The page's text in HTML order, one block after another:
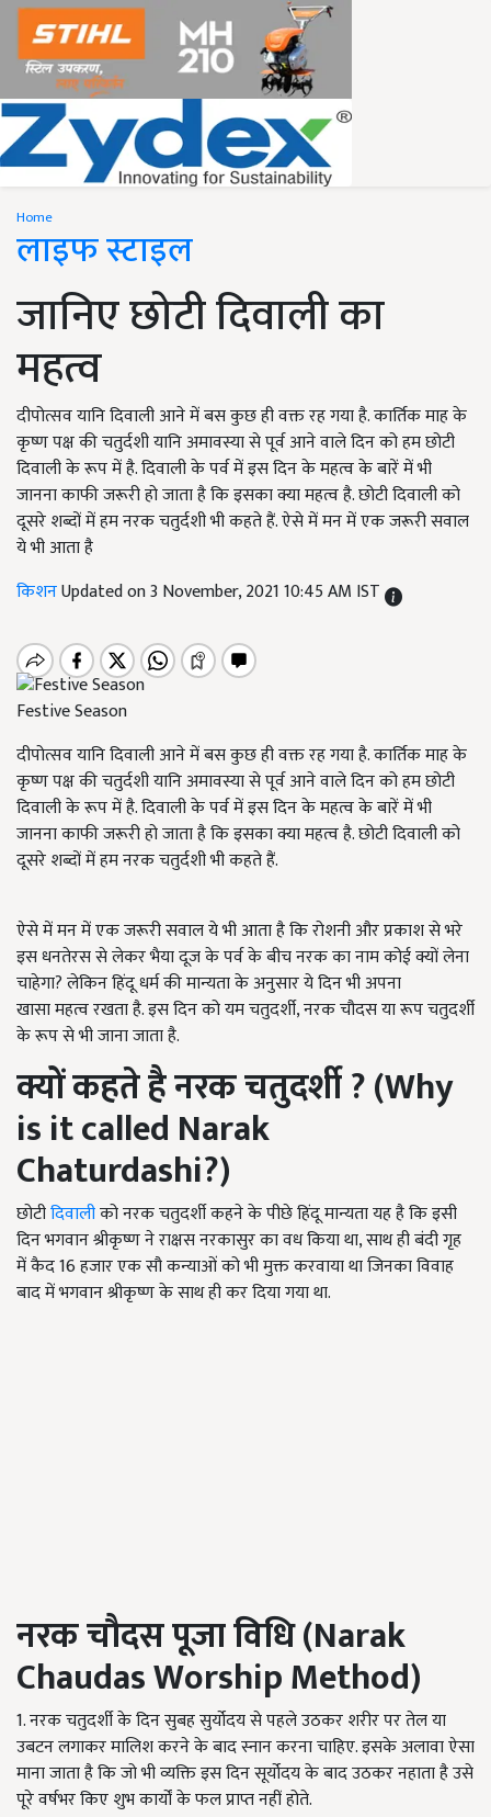
Home
लाइफ स्टाइल
जानिए छोटी दिवाली का
महत्व
दीपोत्सव यानि दिवाली आने में बस कुछ ही वक्त रह गया है. कार्तिक माह के
कृष्ण पक्ष की चतुर्दशी यानि अमावस्या से पूर्व आने वाले दिन को हम छोटी
दिवाली के रूप में है. दिवाली के पर्व में इस दिन के महत्व के बारें में भी
जानना काफी जरूरी हो जाता है कि इसका क्या महत्व है. छोटी दिवाली को
दूसरे शब्दों में हम नरक चतुर्दशी भी कहते हैं. ऐसे में मन में एक जरूरी सवाल
ये भी आता है
किशनUpdated on 3 November, 2021 10:45 AM IST
Festive Season
दीपोत्सव यानि दिवाली आने में बस कुछ ही वक्त रह गया है. कार्तिक माह के
कृष्ण पक्ष की चतुर्दशी यानि अमावस्या से पूर्व आने वाले दिन को हम छोटी
दिवाली के रूप में है. दिवाली के पर्व में इस दिन के महत्व के बारें में भी
जानना काफी जरूरी हो जाता है कि इसका क्या महत्व है. छोटी दिवाली को
दूसरे शब्दों में हम नरक चतुर्दशी भी कहते हैं.
ऐसे में मन में एक जरूरी सवाल ये भी आता है कि रोशनी और प्रकाश से भरे
इस धनतेरस से लेकर भैया दूज के पर्व के बीच नरक का नाम कोई क्यों लेना
चाहेगा? लेकिन हिंदू धर्म की मान्यता के अनुसार ये दिन भी अपना
खासा महत्व रखता है. इस दिन को यम चतुदर्शी, नरक चौदस या रूप चतुदर्शी
के रूप से भी जाना जाता है.
क्यों कहते है नरक चतुदर्शी? (Why
is it called Narak
Chaturdashi?)
छोटीदिवालीको नरक चतुदर्शी कहने के पीछे हिंदू मान्यता यह है कि इसी
दिन भगवान श्रीकृष्ण ने राक्षस नरकासुर का वध किया था, साथ ही बंदी गृह
में कैद 16 हजार एक सौ कन्याओं को भी मुक्त करवाया था जिनका विवाह
बाद में भगवान श्रीकृष्ण के साथ ही कर दिया गया था.
नरक चौदस पूजा विधि (Narak
Chaudas Worship Method)
1. नरक चतुदर्शी के दिन सुबह सुर्योदय से पहले उठकर शरीर पर तेल या
उबटन लगाकर मालिश करने के बाद स्नान करना चाहिए. इसके अलावा ऐसा
माना जाता है कि जो भी व्यक्ति इस दिन सूर्योदय के बाद उठकर नहाता है उसे
पूरे वर्षभर किए शुभ कार्यों के फल प्राप्त नहीं होते.